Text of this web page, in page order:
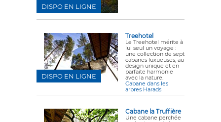
DISPO EN LIGNE
Treehotel
Le Treehotel mérite à
lui seul un voyage :
une collection de sept
cabanes luxueuses, au
design unique et en
parfaite harmonie
avec la nature.
Cabane dans les
arbres Harads
DISPO EN LIGNE
Cabane la Truffière
Une cabane perchée